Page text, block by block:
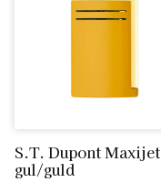
S.T. Dupont Maxijet
gul/guld